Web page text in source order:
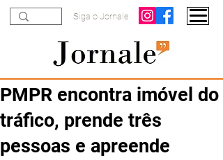
Siga o Jornale
PMPR encontra imóvel do
tráfico, prende três
pessoas e apreende